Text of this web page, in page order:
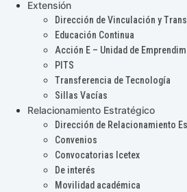
Extensión
Dirección de Vinculación y
Educación Continua
Acción E – Unidad de
PITS
Transferencia de Tecnología
Sillas Vacías
Relacionamiento Estratégico
Dirección de Relacionamiento
Convenios
Convocatorias Icetex
De interés
Movilidad académica